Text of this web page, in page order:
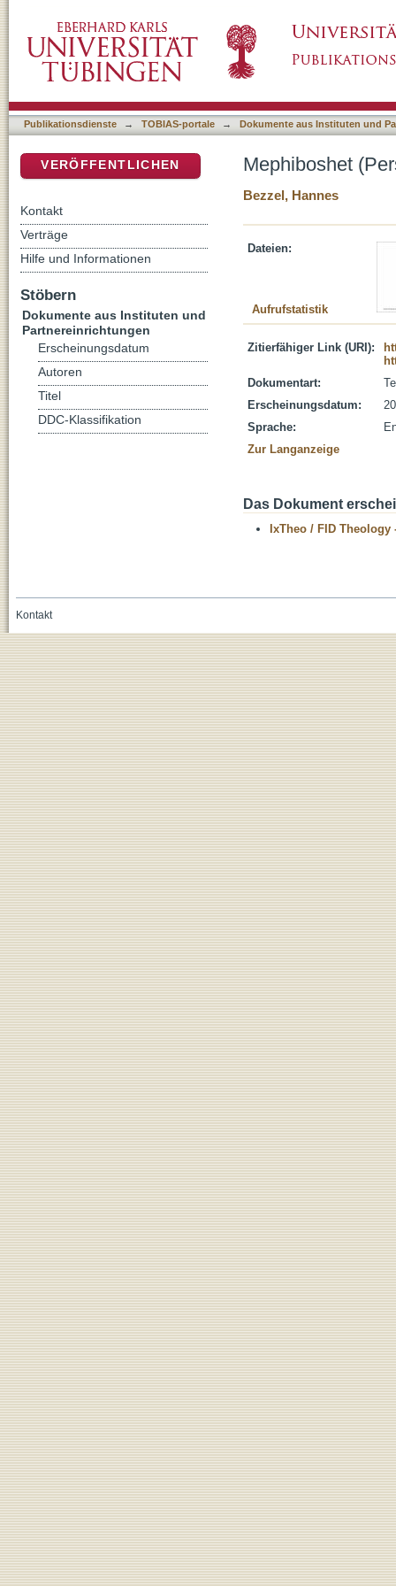
Publikationsdienste → TOBIAS-portale → Dokumente aus Instituten und
Mephiboshet
Bezzel, Hannes
Dateien:
Aufrufstatistik
Zitierfähiger Link (URI):
Dokumentart:
Erscheinungsdatum:
Sprache:
Zur Langanzeige
Das Dokument
IxTheo / FID Theology
VERÖFFENTLICHEN
Kontakt
Verträge
Hilfe und Informationen
Stöbern
Dokumente aus Instituten und
Partnereinrichtungen
Erscheinungsdatum
Autoren
Titel
DDC-Klassifikation
Kontakt